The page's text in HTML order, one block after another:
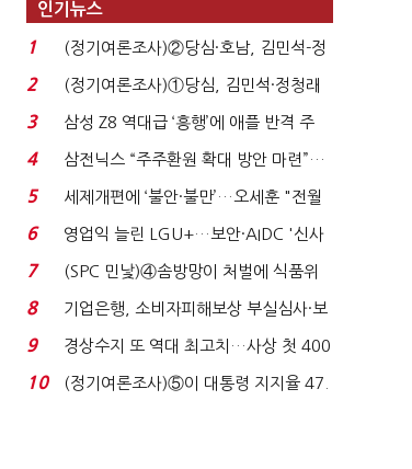
인기뉴스
1
(정기여론조사)②당심·호남, 김민석-정
청래 '초접전'...
2
(정기여론조사)①당심, 김민석·정청래
'초접전'…대통령 ...
3
삼성 Z8 역대급 ‘흥행’에 애플 반격 주
목…9월 ‘폴...
4
삼전닉스 “주주환원 확대 방안 마련”…
로이터에 성명...
5
세제개편에 ‘불안·불만’…오세훈 "전월
세 구하기 더 ...
6
영업익 늘린 LGU+…보안·AIDC '신사
업 드라이브'...
7
(SPC 민낯)④솜방망이 처벌에 식품위
생법 위반 반복...
8
기업은행, 소비자피해보상 부실심사·보
이스피싱 공시 ...
9
경상수지 또 역대 최고치…사상 첫 400
억달러에 '3% 성...
10
(정기여론조사)⑤이 대통령 지지율 47.